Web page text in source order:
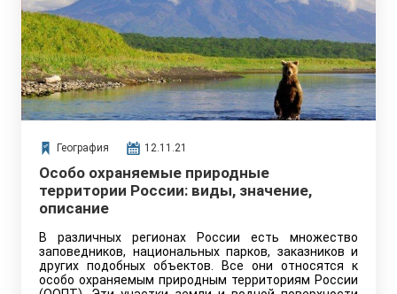
География 12.11.21
Особо охраняемые природные
территории России: виды, значение,
описание
В различных регионах России есть множество
заповедников, национальных парков, заказников и
других подобных объектов. Все они относятся к
особо охраняемым природным территориям России